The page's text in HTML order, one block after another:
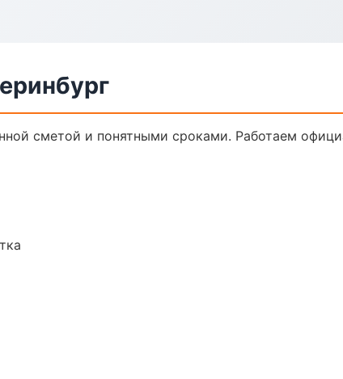
сметой и понятными сроками. Работаем